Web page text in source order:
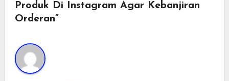
Produk Di Instagram Agar Kebanjiran
Orderan”